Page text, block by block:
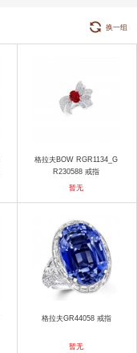
换一组
格拉夫BOW RGR1134_G
R230588 戒指
暂无
格拉夫GR44058 戒指
暂无